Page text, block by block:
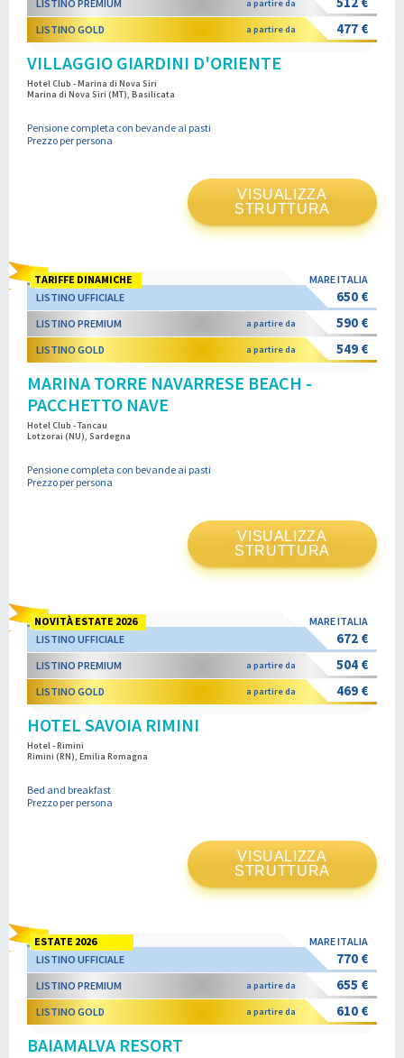
LISTINO PREMIUM a partire da
LISTINO GOLD a partire da 477 €
VILLAGGIO GIARDINI D'ORIENTE
Hotel Club - Marina di Nova Siri
Marina di Nova Siri (MT), Basilicata
Pensione completa con bevande ai pasti
Prezzo per persona
VISUALIZZA
STRUTTURA
MARE ITALIA
LISTINO UFFICIALE
650 €
LISTINO PREMIUM a partire da 590 €
LISTINO GOLD a partire da 549 €
TARIFFE DINAMICHE
MARINA TORRE NAVARRESE BEACH -
PACCHETTO NAVE
Hotel Club - Tancau
Lotzorai (NU), Sardegna
Pensione completa con bevande ai pasti
Prezzo per persona
VISUALIZZA
STRUTTURA
MARE ITALIA
LISTINO UFFICIALE
672 €
LISTINO PREMIUM a partire da 504 €
LISTINO GOLD a partire da 469 €
NOVITÀ ESTATE 2026
HOTEL SAVOIA RIMINI
Hotel - Rimini
Rimini (RN), Emilia Romagna
Bed and breakfast
Prezzo per persona
VISUALIZZA
STRUTTURA
MARE ITALIA
LISTINO UFFICIALE
770 €
LISTINO PREMIUM a partire da 655 €
LISTINO GOLD a partire da 610 €
ESTATE 2026
BAIAMALVA RESORT